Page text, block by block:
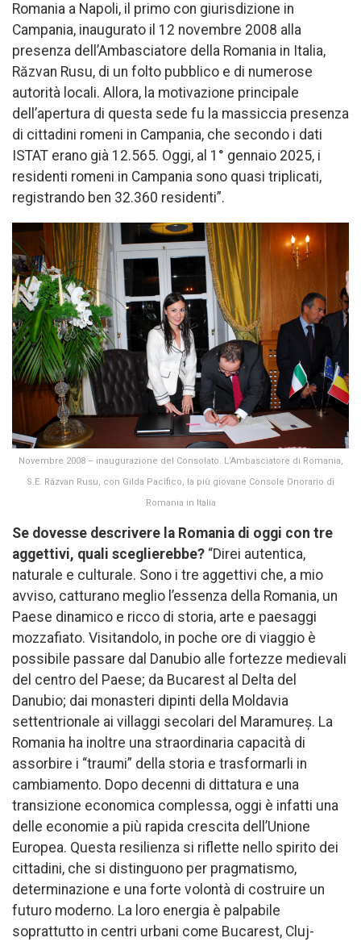
Romania a Napoli, il primo con giurisdizione in
Campania, inaugurato il 12 novembre 2008 alla
presenza dell’Ambasciatore della Romania in Italia,
Răzvan Rusu, di un folto pubblico e di numerose
autorità locali. Allora, la motivazione principale
dell’apertura di questa sede fu la massiccia presenza
di cittadini romeni in Campania, che secondo i dati
ISTAT erano già 12.565. Oggi, al 1° gennaio 2025, i
residenti romeni in Campania sono quasi triplicati,
registrando ben 32.360 residenti”.
Novembre 2008 – inaugurazione del Consolato. L’Ambasciatore di Romania,
S.E. Răzvan Rusu, con Gilda Pacifico, la più giovane Console Onorario di
Romania in Italia
Se dovesse descrivere la Romania di oggi con tre
aggettivi, quali sceglierebbe? “Direi autentica,
naturale e culturale. Sono i tre aggettivi che, a mio
avviso, catturano meglio l’essenza della Romania, un
Paese dinamico e ricco di storia, arte e paesaggi
mozzafiato. Visitandolo, in poche ore di viaggio è
possibile passare dal Danubio alle fortezze medievali
del centro del Paese; da Bucarest al Delta del
Danubio; dai monasteri dipinti della Moldavia
settentrionale ai villaggi secolari del Maramureș. La
Romania ha inoltre una straordinaria capacità di
assorbire i “traumi” della storia e trasformarli in
cambiamento. Dopo decenni di dittatura e una
transizione economica complessa, oggi è infatti una
delle economie a più rapida crescita dell’Unione
Europea. Questa resilienza si riflette nello spirito dei
cittadini, che si distinguono per pragmatismo,
determinazione e una forte volontà di costruire un
futuro moderno. La loro energia è palpabile
soprattutto in centri urbani come Bucarest, Cluj-